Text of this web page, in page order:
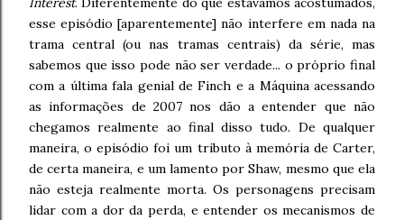
esse episódio [aparentemente] não interfere em nada na
trama central (ou nas tramas centrais) da série, mas
sabemos que isso pode não ser verdade... o próprio final
com a última fala genial de Finch e a Máquina acessando
as informações de 2007 nos dão a entender que não
chegamos realmente ao final disso tudo. De qualquer
maneira, o episódio foi um tributo à memória de Carter,
de certa maneira, e um lamento por Shaw, mesmo que ela
não esteja realmente morta. Os personagens precisam
lidar com a dor da perda, e entender os mecanismos de